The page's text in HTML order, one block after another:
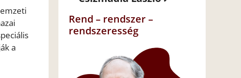
a
Rend – rendszer –
rendszeresség